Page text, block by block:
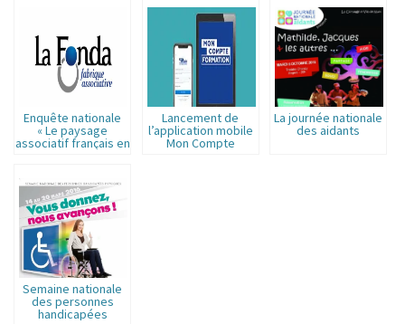
Enquête nationale
« Le paysage
associatif français en
Lancement de
l’application mobile
Mon Compte
La journée nationale
des aidants
Semaine nationale
des personnes
handicapées